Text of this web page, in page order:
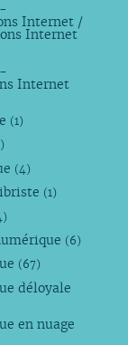
Internet /
Internet
Internet
(1)
(4)
(1)
(6)
(67)
déloyale
en nuage